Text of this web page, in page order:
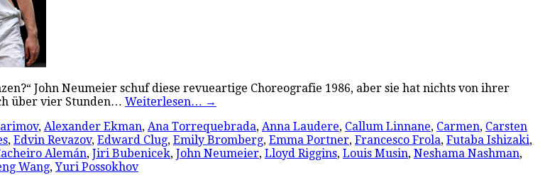
John Neumeier schuf diese revueartige Choreografie 1986, aber sie hat nichts von ihrer
über vier Stunden… Weiterlesen… →
, Alexander Ekman, Ana Torrequebrada, Anna Laudere, Callum Linnane, Carmen, Carsten
, Edvin Revazov, Edward Clug, Emily Bromberg, Emma Portner, Francesco Frola, Futaba Ishizaki,
Alemán, Jiri Bubenicek, John Neumeier, Lloyd Riggins, Louis Musin, Neshama Nashman,
Wang,Yuri Possokhov